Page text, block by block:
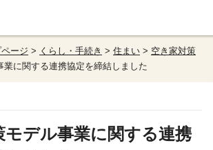
ページ > くらし・手続き > 住まい > 空き家対策
業に関する連携協定を締結しました
モデル事業に関する連携